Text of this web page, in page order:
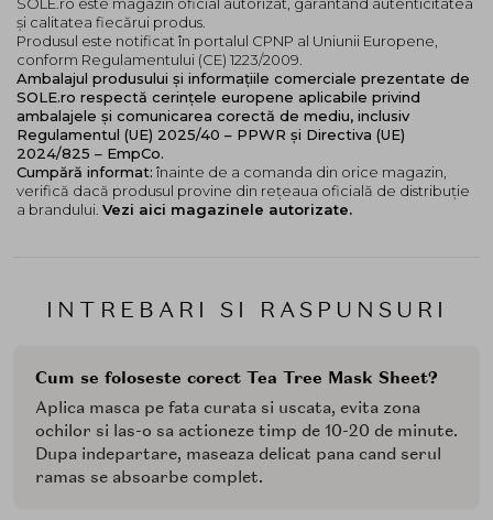
INTREBARI SI RASPUNSURI
Cum se foloseste corect Tea Tree Mask Sheet?
Aplica masca pe fata curata si uscata, evita zona
ochilor si las-o sa actioneze timp de 10-20 de minute.
Dupa indepartare, maseaza delicat pana cand serul
ramas se absoarbe complet.
și calitatea fiecărui produs.
Produsul este notificat în portalul CPNP al Uniunii Europene,
conform Regulamentului (CE) 1223/2009.
Ambalajul produsului și informațiile comerciale prezentate de
SOLE.ro respectă cerințele europene aplicabile privind
ambalajele și comunicarea corectă de mediu, inclusiv
Regulamentul (UE) 2025/40 – PPWR și Directiva (UE)
2024/825 – EmpCo.
Cumpără informat: înainte de a comanda din orice magazin,
verifică dacă produsul provine din rețeaua oficială de distribuție
a brandului. Vezi aici magazinele autorizate.